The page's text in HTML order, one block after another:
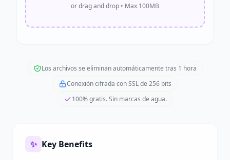
or drag and drop • Max 100MB
Los archivos se eliminan automáticamente tras 1 hora
Conexión cifrada con SSL de 256 bits
100% gratis. Sin marcas de agua.
✨ Key Benefits